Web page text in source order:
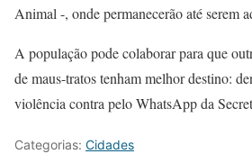
Animal -, onde permanecerão até serem
A população pode colaborar para que
de maus-tratos tenham melhor destino:
violência contra pelo WhatsApp da
Categorias: Cidades